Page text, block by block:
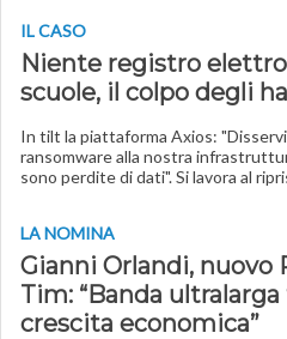
IL CASO
Niente registro
scuole, il colpo degli
In tilt la piattaforma Axios:
ransomware alla nostra
sono perdite di dati". Si lavora al
LA NOMINA
Gianni Orlandi, nuovo
Tim: “Banda
crescita economica”